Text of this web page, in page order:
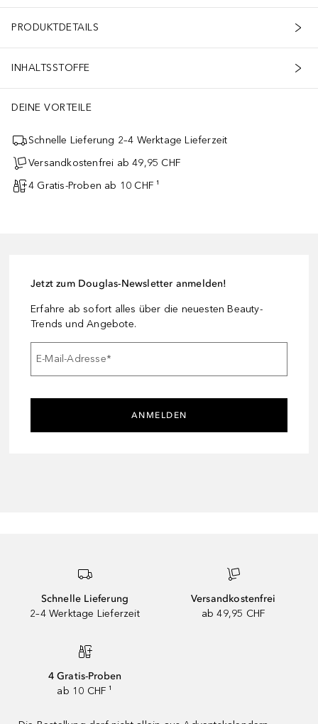
PRODUKTDETAILS
INHALTSSTOFFE
DEINE VORTEILE
Schnelle Lieferung 2–4 Werktage Lieferzeit
Versandkostenfrei ab 49,95 CHF
4 Gratis-Proben ab 10 CHF ¹
Jetzt zum Douglas-Newsletter anmelden!
Erfahre ab sofort alles über die neuesten Beauty-
Trends und Angebote.
E-Mail-Adresse*
ANMELDEN
Schnelle Lieferung
2–4 Werktage Lieferzeit
Versandkostenfrei
ab 49,95 CHF
4 Gratis-Proben
ab 10 CHF ¹